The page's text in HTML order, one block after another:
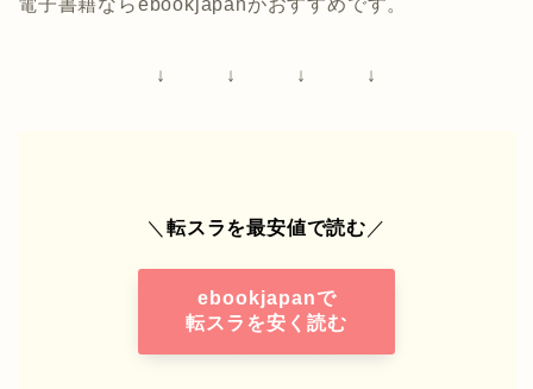
電子書籍ならebookjapanがおすすめです。
↓ ↓ ↓ ↓
＼ 転スラを最安値で読む ／
ebookjapanで
転スラを安く読む